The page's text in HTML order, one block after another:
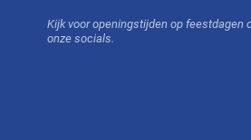
Kijk voor openingstijden op feestdagen
onze socials.